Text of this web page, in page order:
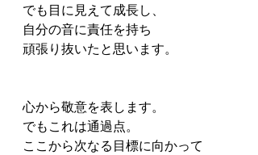
でも目に見えて成長し、
自分の音に責任を持ち
頑張り抜いたと思います。
心から敬意を表します。
でもこれは通過点。
ここから次なる目標に向かって